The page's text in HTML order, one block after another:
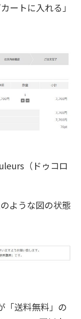
ートに入れる」
（ドゥコロ
ような図の状態
「送料無料」の